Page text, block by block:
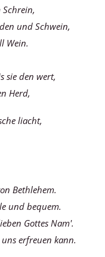
und Schwein,
Wein.
sie den wert,
silbernen Herd,
liacht,
Bethlehem.
und bequem.
Gottes Nam'.
erfreuen kann.